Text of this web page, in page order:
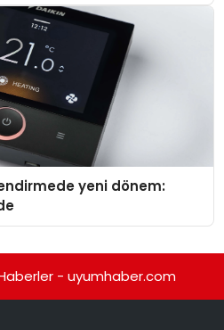
yeni dönem:
- uyumhaber.com